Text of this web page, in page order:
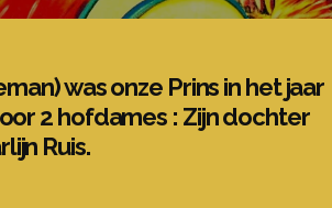
was onze Prins in het jaar
2 hofdames : Zijn dochter
Ruis.